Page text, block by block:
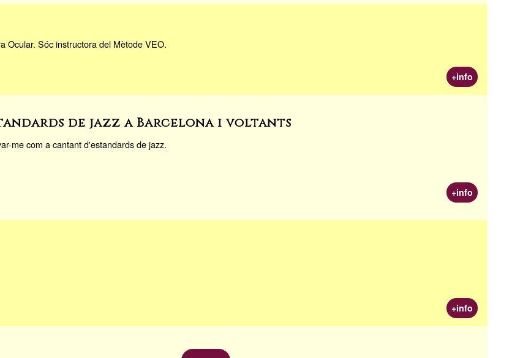
Ocular. Sóc instructora del Mètode VEO.
+info
de jazz a Barcelona i voltants
me com a cantant d'estandards de jazz.
+info
+info